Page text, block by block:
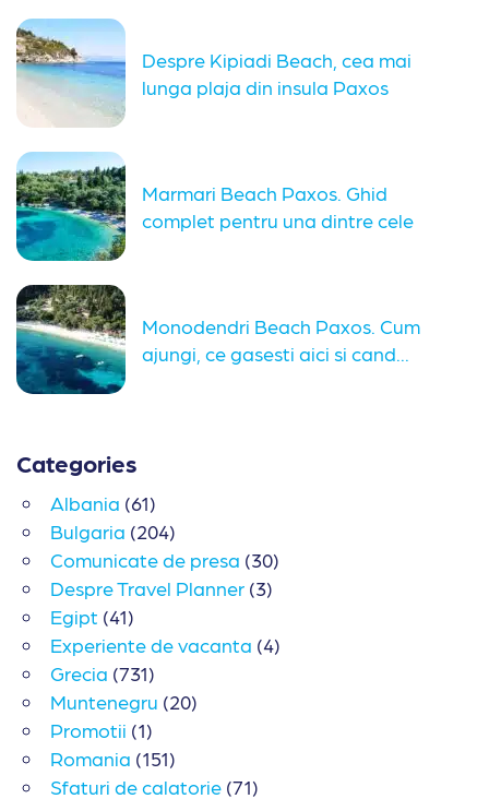
Despre Kipiadi Beach, cea mai
lunga plaja din insula Paxos
Marmari Beach Paxos. Ghid
complet pentru una dintre cele
Monodendri Beach Paxos. Cum
ajungi, ce gasesti aici si cand...
Categories
Albania (61)
Bulgaria (204)
Comunicate de presa (30)
Despre Travel Planner (3)
Egipt (41)
Experiente de vacanta (4)
Grecia (731)
Muntenegru (20)
Promotii (1)
Romania (151)
Sfaturi de calatorie (71)